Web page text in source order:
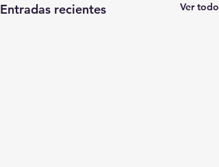
Entradas recientes Ver todo